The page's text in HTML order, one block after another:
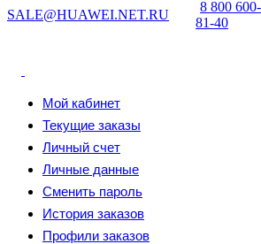
SALE@HUAWEI.NET.RU
8 800 600-
81-40
Мой кабинет
Текущие заказы
Личный счет
Личные данные
Сменить пароль
История заказов
Профили заказов